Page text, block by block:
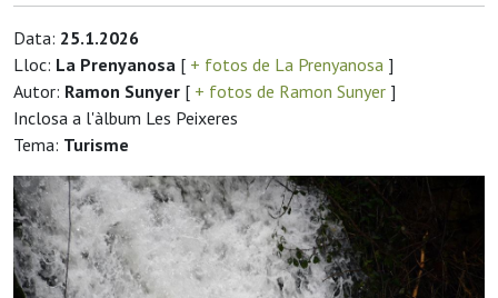
Data: 25.1.2026
Lloc: La Prenyanosa [ + fotos de La Prenyanosa ]
Autor: Ramon Sunyer [ + fotos de Ramon Sunyer ]
Inclosa a l'àlbum Les Peixeres
Tema: Turisme